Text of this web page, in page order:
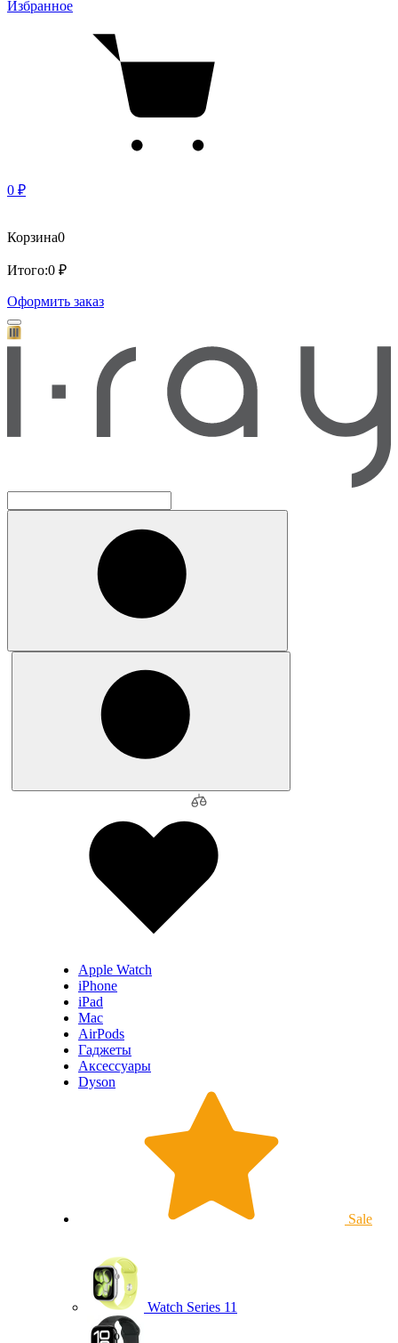
Избранное
0 ₽
Корзина0
Итого:0 ₽
Оформить заказ
Apple Watch
iPhone
iPad
Mac
AirPods
Гаджеты
Аксессуары
Dyson
Sale
Watch Series 11